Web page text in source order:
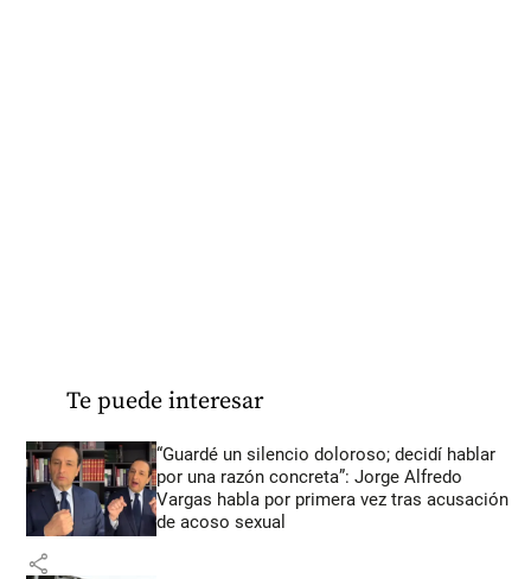
Te puede interesar
“Guardé un silencio doloroso; decidí hablar
por una razón concreta”: Jorge Alfredo
Vargas habla por primera vez tras acusación
de acoso sexual
share